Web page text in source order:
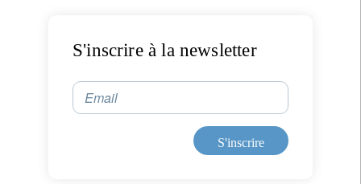
S'inscrire à la newsletter
Email
S'inscrire